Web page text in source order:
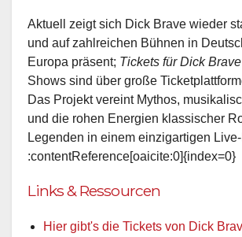
Aktuell zeigt sich Dick Brave wieder
und auf zahlreichen Bühnen in
Europa präsent; Tickets für Dick Brave
Shows sind über große
Das Projekt vereint Mythos,
und die rohen Energien klassischer
Legenden in einem einzigartigen
:contentReference[oaicite:0]{index=0}
Links & Ressourcen
Hier gibt's die Tickets von Dick